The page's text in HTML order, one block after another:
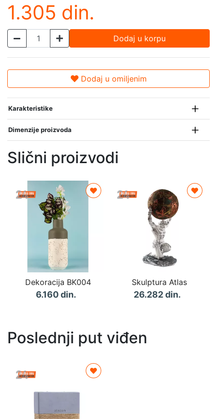
1.305 din.
Dodaj u korpu
Dodaj u omiljenim
Karakteristike
Dimenzije proizvoda
Slični proizvodi
Dekoracija BK004
6.160 din.
Skulptura Atlas
26.282 din.
Poslednji put viđen